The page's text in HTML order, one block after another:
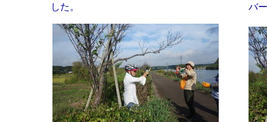
した。
バ